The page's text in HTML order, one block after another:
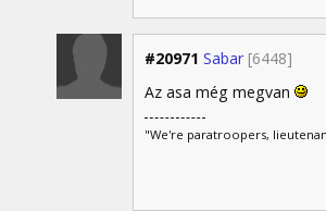
#20971 Sabar [6448]
Az asa még megvan
"We're paratroopers,